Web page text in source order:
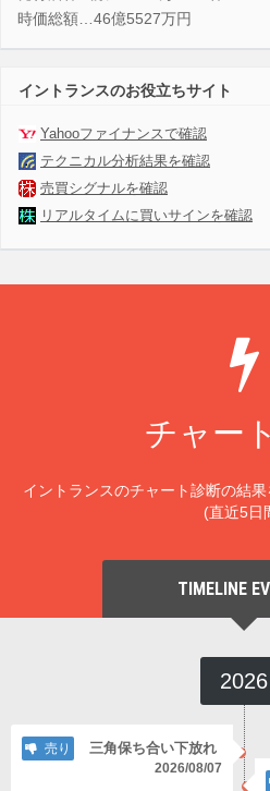
時価総額…46億5527万円
イントランスのお役立ちサイト
Yahooファイナンスで確認
テクニカル分析結果を確認
売買シグナルを確認
リアルタイムに買いサインを確認
チャー
イントランスのチャート診断の結果
(直近5日
TIMELINE
2026
売り 三角保ち合い下放れ
2026/08/07